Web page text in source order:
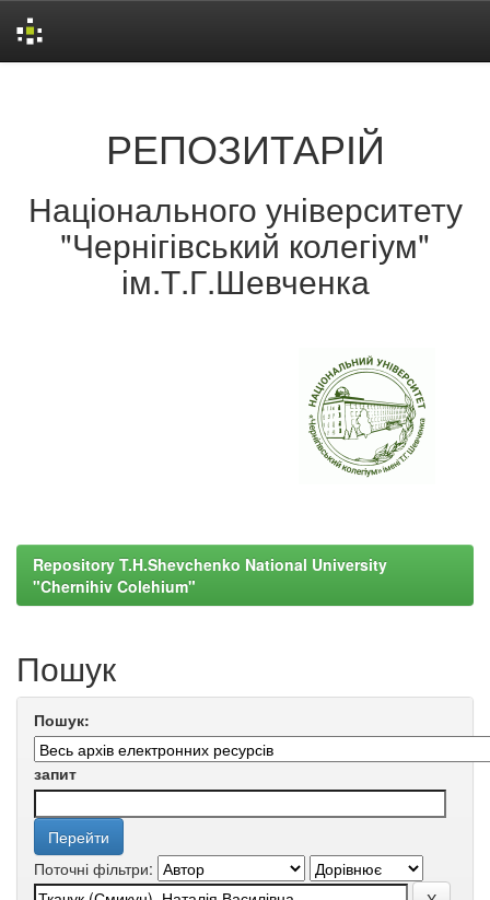
РЕПОЗИТАРІЙ
Національного університету
"Чернігівський колегіум"
ім.Т.Г.Шевченка
Repository T.H.Shevchenko National University
"Chernihiv Colehium"
Пошук
Пошук:
запит
Поточні фільтри: